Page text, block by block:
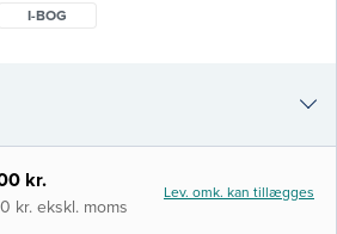
Bogen er rigt
De mange krydshenvisninger
I-BOG
kr.
kr. ekskl. moms
Lev. omk. kan tillægges